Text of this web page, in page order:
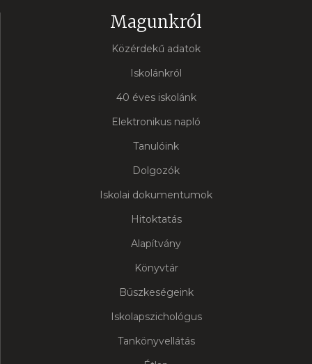
Magunkról
Közérdekű adatok
Iskolánkról
40 éves iskolánk
Elektronikus napló
Tanulóink
Dolgozók
Iskolai dokumentumok
Hitoktatás
Alapítvány
Könyvtár
Büszkeségeink
Iskolapszichológus
Tankönyvellátás